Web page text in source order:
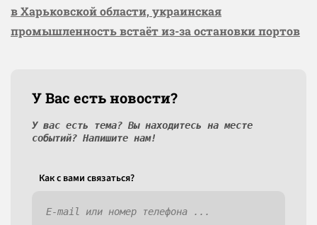
в Харьковской области, украинская
промышленность встаёт из-за остановки портов
У Вас есть новости?
У вас есть тема? Вы находитесь на месте
событий? Напишите нам!
Как c вами связаться?